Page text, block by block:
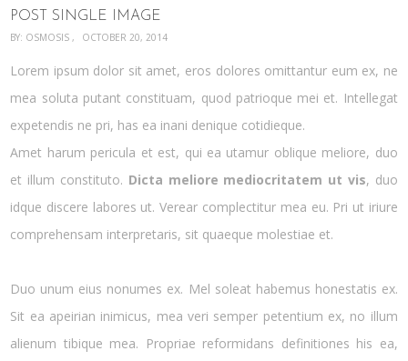
POST SINGLE IMAGE
BY: OSMOSIS OCTOBER 20, 2014
Lorem ipsum dolor sit amet, eros dolores omittantur eum ex, ne
mea soluta putant constituam, quod patrioque mei et. Intellegat
expetendis ne pri, has ea inani denique cotidieque.
Amet harum pericula et est, qui ea utamur oblique meliore, duo
et illum constituto. Dicta meliore mediocritatem ut vis, duo
idque discere labores ut. Verear complectitur mea eu. Pri ut iriure
comprehensam interpretaris, sit quaeque molestiae et.
Duo unum eius nonumes ex. Mel soleat habemus honestatis ex.
Sit ea apeirian inimicus, mea veri semper petentium ex, no illum
alienum tibique mea. Propriae reformidans definitiones his ea,